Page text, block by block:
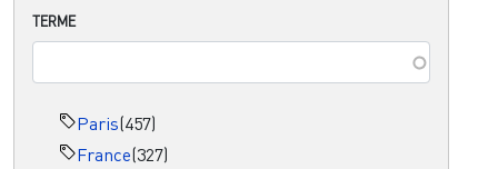
TERME
Paris(457)
France(327)